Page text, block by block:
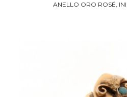
ANELLO ORO ROSÉ,